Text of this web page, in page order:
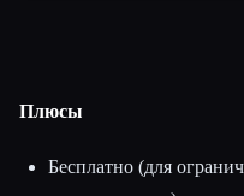
Плюсы
Бесплатно (для